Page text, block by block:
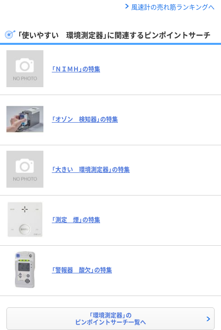
風速計の売れ筋ランキングへ
「使いやすい 環境測定器」に関連するピンポイントサーチ
「ＮＩＭＨ」の特集
「オゾン 検知器」の特集
「大きい 環境測定器」の特集
「測定 煙」の特集
「警報器 酸欠」の特集
「環境測定器」の
ピンポイントサーチ一覧へ